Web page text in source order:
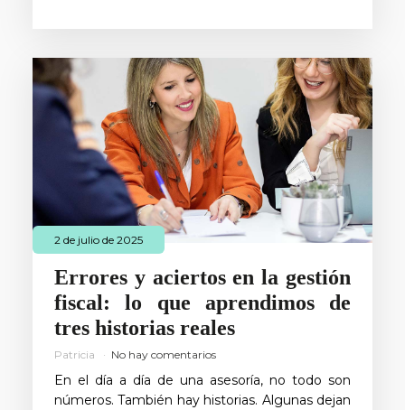
2 de julio de 2025
Errores y aciertos en la gestión
fiscal: lo que aprendimos de
tres historias reales
Patricia No hay comentarios
En el día a día de una asesoría, no todo son
números. También hay historias. Algunas dejan